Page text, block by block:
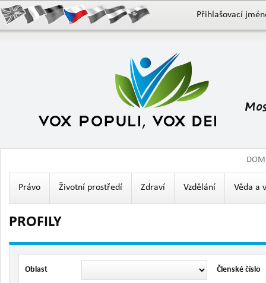
Právo Životní prostředí Zdraví Vzdělání Věda a
PROFILY
Oblast Členské číslo
Přihlašovací